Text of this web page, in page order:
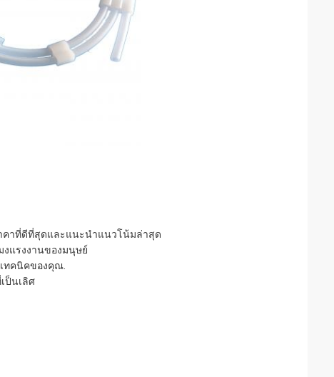
คาที่ดีที่สุดและแนะนำแนวโน้มล่าสุด
แรงงานของมนุษย์
เทคนิคของคุณ.
ป็นเลิศ